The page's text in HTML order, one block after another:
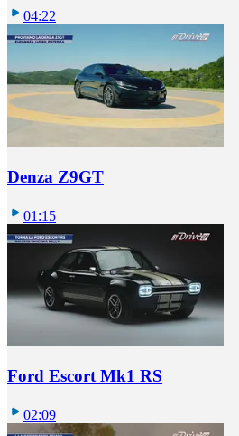
04:22
Denza Z9GT
01:15
Ford Escort Mk1 RS
02:09